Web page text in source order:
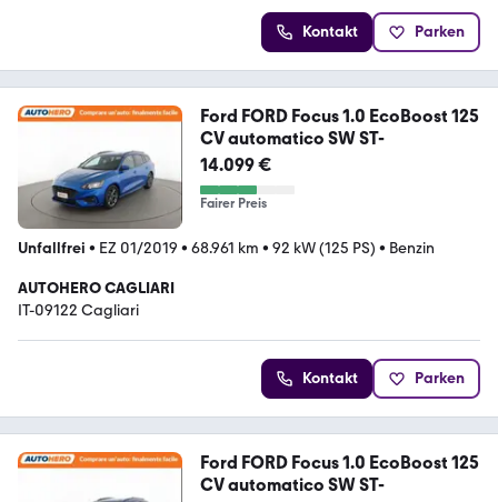
Kontakt Parken
Ford FORD Focus 1.0 EcoBoost 125
CV automatico SW ST-
14.099 €
Fairer Preis
Unfallfrei • EZ 01/2019 • 68.961 km • 92 kW (125 PS) • Benzin
AUTOHERO CAGLIARI
IT-09122 Cagliari
Kontakt Parken
Ford FORD Focus 1.0 EcoBoost 125
CV automatico SW ST-